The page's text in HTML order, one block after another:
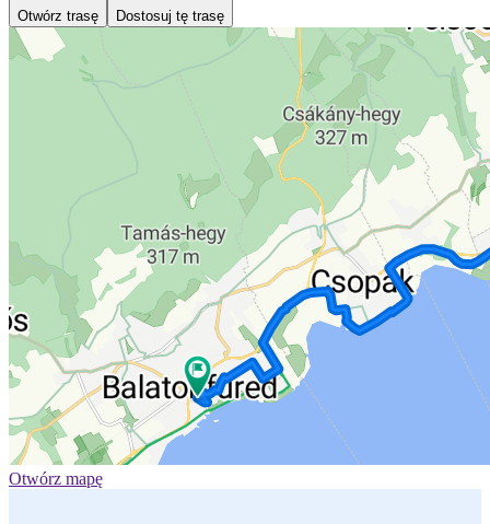
Otwórz trasę Dostosuj tę trasę
Otwórz mapę